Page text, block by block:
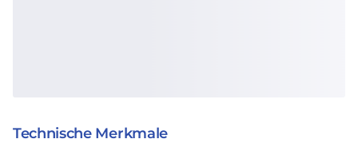
Technische Merkmale